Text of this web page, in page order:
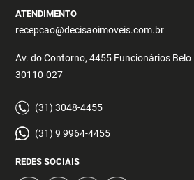
ATENDIMENTO
recepcao@decisaoimoveis.com.br
Av. do Contorno, 4455 Funcionários
30110-027
(31) 3048-4455
(31) 9 9964-4455
REDES SOCIAIS